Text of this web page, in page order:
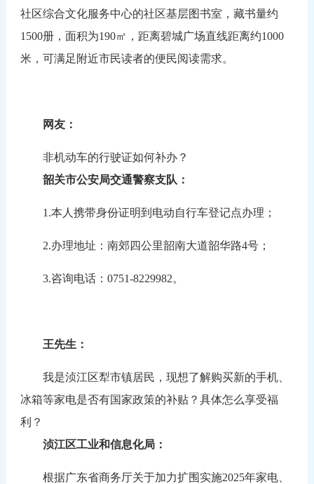
社区综合文化服务中心的社区基层图书室，藏书量约
1500册，面积为190㎡，距离碧城广场直线距离约1000
米，可满足附近市民读者的便民阅读需求。
网友：
非机动车的行驶证如何补办？
韶关市公安局交通警察支队：
1.本人携带身份证明到电动自行车登记点办理；
2.办理地址：南郊四公里韶南大道韶华路4号；
3.咨询电话：0751-8229982。
王先生：
我是浈江区犁市镇居民，现想了解购买新的手机、
冰箱等家电是否有国家政策的补贴？具体怎么享受福
利？
浈江区工业和信息化局：
根据广东省商务厅关于加力扩围实施2025年家电、